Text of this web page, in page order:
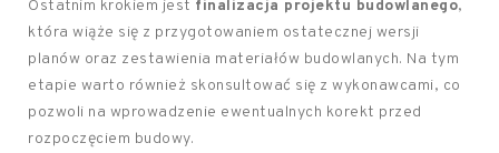
Ostatnim krokiem jest finalizacja projektu budowlanego,
która wiąże się z przygotowaniem ostatecznej wersji
planów oraz zestawienia materiałów budowlanych. Na tym
etapie warto również skonsultować się z wykonawcami, co
pozwoli na wprowadzenie ewentualnych korekt przed
rozpoczęciem budowy.